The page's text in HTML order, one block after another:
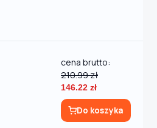
cena brutto:
210.99 zł
146.22 zł
Do koszyka